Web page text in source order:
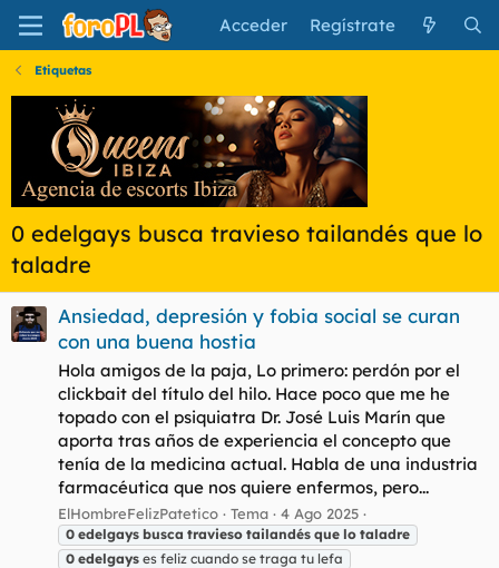
Acceder Regístrate
Etiquetas
0 edelgays busca travieso tailandés que lo
taladre
Ansiedad, depresión y fobia social se curan
con una buena hostia
Hola amigos de la paja, Lo primero: perdón por el
clickbait del título del hilo. Hace poco que me he
topado con el psiquiatra Dr. José Luis Marín que
aporta tras años de experiencia el concepto que
tenía de la medicina actual. Habla de una industria
farmacéutica que nos quiere enfermos, pero...
ElHombreFelizPatetico Tema 4 Ago 2025
0 edelgays busca travieso tailandés que lo taladre
0 edelgays es feliz cuando se traga tu lefa